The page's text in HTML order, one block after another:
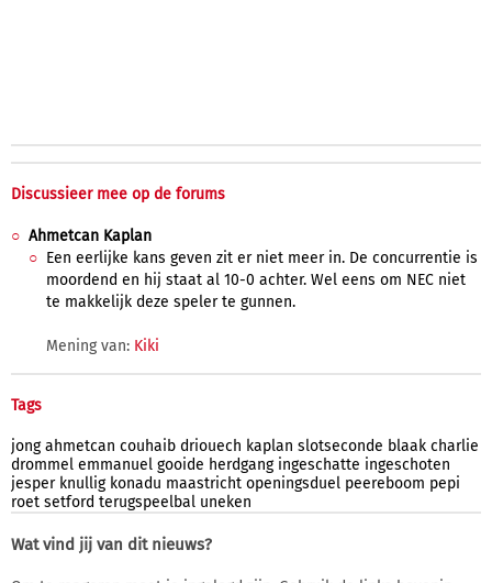
Discussieer mee op de forums
Ahmetcan Kaplan
Een eerlijke kans geven zit er niet meer in. De concurrentie is
moordend en hij staat al 10-0 achter. Wel eens om NEC niet
te makkelijk deze speler te gunnen.
Mening van: Kiki
Tags
jong ahmetcan couhaib driouech kaplan slotseconde blaak charlie
drommel emmanuel gooide herdgang ingeschatte ingeschoten
jesper knullig konadu maastricht openingsduel peereboom pepi
roet setford terugspeelbal uneken
Wat vind jij van dit nieuws?